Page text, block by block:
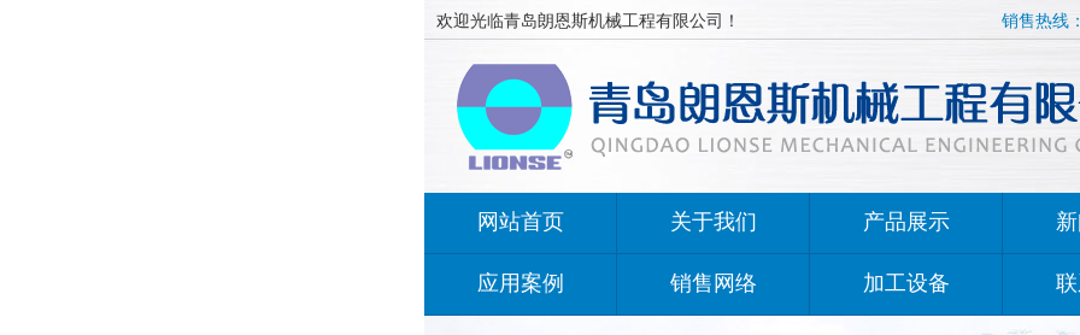
欢迎光临青岛朗恩斯机械工程有限公司！ 销售热线
网站首页 关于我们 产品展示
应用案例 销售网络 加工设备